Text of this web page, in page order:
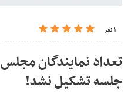
۱ نفر
تعداد نمایندگان
جلسه تشکیل نشد!